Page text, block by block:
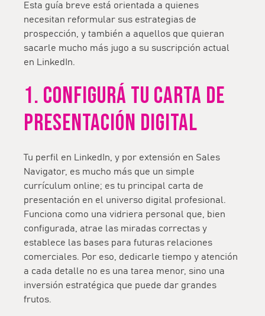
Esta guía breve está orientada a quienes
necesitan reformular sus estrategias de
prospección, y también a aquellos que quieran
sacarle mucho más jugo a su suscripción actual
en LinkedIn.
1. CONFIGURÁ TU CARTA DE
PRESENTACIÓN DIGITAL
Tu perfil en LinkedIn, y por extensión en Sales
Navigator, es mucho más que un simple
currículum online; es tu principal carta de
presentación en el universo digital profesional.
Funciona como una vidriera personal que, bien
configurada, atrae las miradas correctas y
establece las bases para futuras relaciones
comerciales. Por eso, dedicarle tiempo y atención
a cada detalle no es una tarea menor, sino una
inversión estratégica que puede dar grandes
frutos.